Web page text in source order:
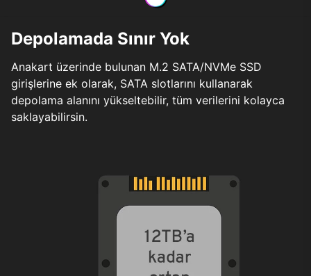
Depolamada Sınır Yok
Anakart üzerinde bulunan M.2 SATA/NVMe SSD
girişlerine ek olarak, SATA slotlarını kullanarak
depolama alanını yükseltebilir, tüm verilerini kolayca
saklayabilirsin.